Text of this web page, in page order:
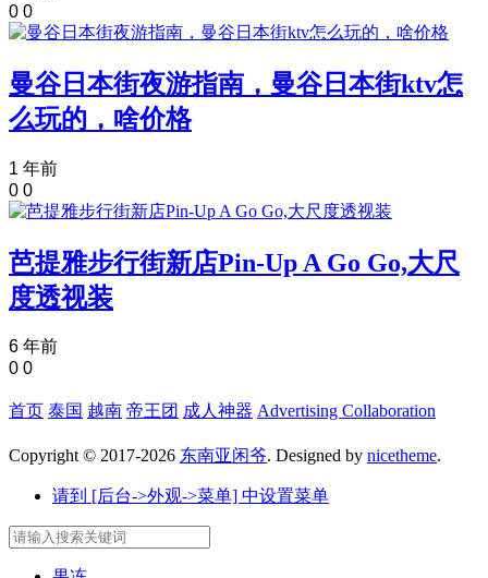
0 0
曼谷日本街夜游指南，曼谷日本街ktv怎
么玩的，啥价格
1 年前
0 0
芭提雅步行街新店Pin-Up A Go Go,大尺
度透视装
6 年前
0 0
首页 泰国 越南 帝王团 成人神器 Advertising Collaboration
Copyright © 2017-2026 东南亚闲爷. Designed by nicetheme.
请到 [后台->外观->菜单] 中设置菜单